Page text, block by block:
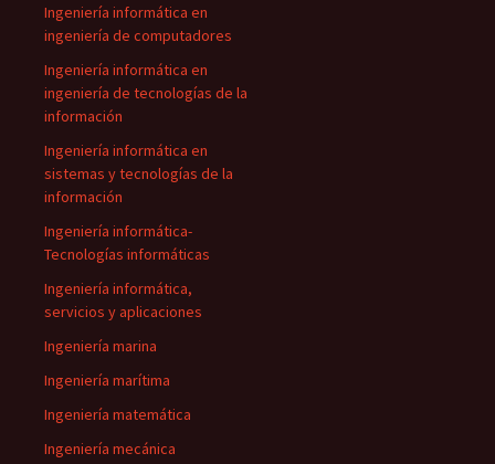
Ingeniería informática en
ingeniería de computadores
Ingeniería informática en
ingeniería de tecnologías de la
información
Ingeniería informática en
sistemas y tecnologías de la
información
Ingeniería informática-
Tecnologías informáticas
Ingeniería informática,
servicios y aplicaciones
Ingeniería marina
Ingeniería marítima
Ingeniería matemática
Ingeniería mecánica